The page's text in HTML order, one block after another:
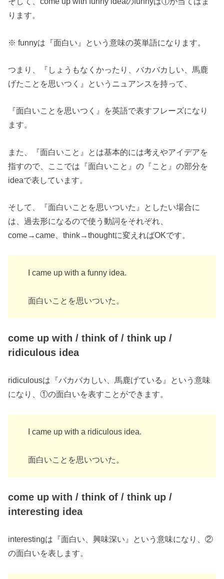
ります。
※ funnyは『面白い』という意味の英単語になります。
つまり、『しょうもなくかったり、バカバカしい、馬鹿
げたことを思いつく』というニュアンスを持って、
『面白いことを思いつく』を英語で表すフレーズになり
ます。
また、『面白いこと』とは基本的には考えやアイデアを
指すので、ここでは『面白いこと』の『こと』の部分を
ideaで表しています。
そして、『面白いことを思いついた』としたい場合に
は、過去形になるので使う動詞をそれぞれ、
come→came、think→thoughtに変えればOKです。
I came up with a funny idea.
面白いことを思いついた。
come up with / think of / think up /
ridiculous idea
ridiculousは『バカバカしい、馬鹿げている』という意味
になり、①の面白いを表すことができます。
I came up with a ridiculous idea.
面白いことを思いついた。
come up with / think of / think up /
interesting idea
interestingは『面白い、興味深い』という意味になり、②
の面白いを表します。